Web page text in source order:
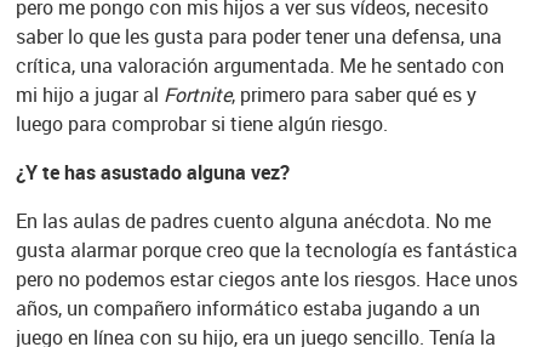
pero me pongo con mis hijos a ver sus vídeos, necesito
saber lo que les gusta para poder tener una defensa, una
crítica, una valoración argumentada. Me he sentado con
mi hijo a jugar al Fortnite, primero para saber qué es y
luego para comprobar si tiene algún riesgo.
¿Y te has asustado alguna vez?
En las aulas de padres cuento alguna anécdota. No me
gusta alarmar porque creo que la tecnología es fantástica
pero no podemos estar ciegos ante los riesgos. Hace unos
años, un compañero informático estaba jugando a un
juego en línea con su hijo, era un juego sencillo. Tenía la